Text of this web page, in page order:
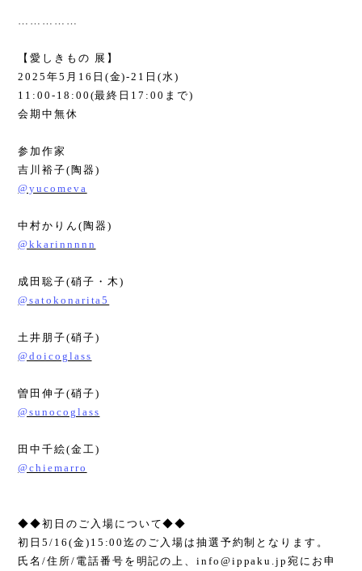
……………
【愛しきもの 展】
2025年5 月 16 日 (金)-21 日(水)
11:00-18:00(最終日 17:00 まで)
会期中無休
参加作家
吉川裕子( 陶器)
@yucomeva
中村かりん ( 陶器)
@kkarinnnnn
成田聡子(硝子・木 )
@satokonarita5
土井朋子(硝子)
@doicoglass
曽田伸子(硝子)
@sunocoglass
田中千絵(金工)
@chiemarro
◆◆初日のご入場について◆◆
初日5/16(金)15:00迄のご入場は抽選予約制となります。
氏名/住所/ 電話番号を明記の上、info@ippaku.jp宛にお申